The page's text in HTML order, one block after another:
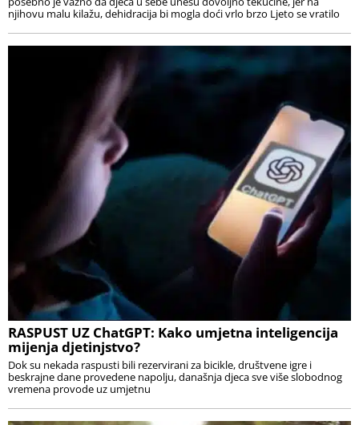
njihovu malu kilažu, dehidracija bi mogla doći vrlo brzo Ljeto se vratilo
RASPUST UZ ChatGPT: Kako umjetna inteligencija
mijenja djetinjstvo?
Dok su nekada raspusti bili rezervirani za bicikle, društvene igre i
beskrajne dane provedene napolju, današnja djeca sve više slobodnog
vremena provode uz umjetnu